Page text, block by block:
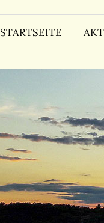
STARTSEITE